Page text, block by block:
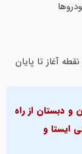
آغاز تا پایان
دبستان از راه
ایستا و